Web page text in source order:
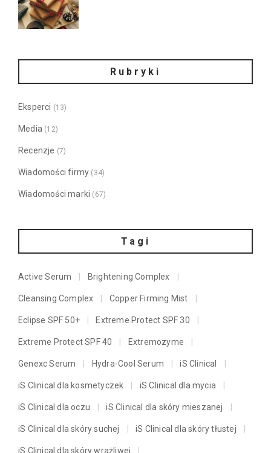
Rubryki
Eksperci (13)
Media (12)
Recenzje (7)
Wiadomości firmy (34)
Wiadomości marki (67)
Tagi
Active Serum Brightening Complex
Cleansing Complex Copper Firming Mist
Eclipse SPF 50+ Extreme Protect SPF 30
Extreme Protect SPF 40 Extremozyme
Genexc Serum Hydra-Cool Serum iS Clinical
iS Clinical dla kosmetyczek iS Clinical dla mycia
iS Clinical dla oczu iS Clinical dla skóry mieszanej
iS Clinical dla skóry suchej iS Clinical dla skóry tłustej
iS Clinical dla skóry wrażliwej